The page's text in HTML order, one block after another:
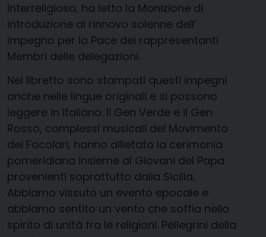
Interreligioso, ha letto la Monizione di
introduzione al rinnovo solenne dell’
Impegno per la Pace dei rappresentanti
Membri delle delegazioni.
Nel libretto sono stampati questi impegni
anche nelle lingue originali e si possono
leggere in italiano. Il Gen Verde e il Gen
Rosso, complessi musicali del Movimento
dei Focolari, hanno allietato la cerimonia
pomeridiana insieme ai Giovani del Papa
provenienti soprattutto dalla Sicilia.
Abbiamo vissuto un evento epocale e
abbiamo sentito un vento che soffia nello
spirito di unità fra le religioni. Pellegrini della